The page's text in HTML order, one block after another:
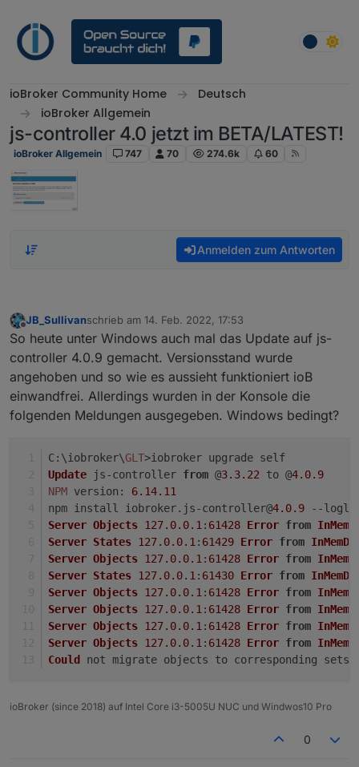
ioBroker Community Home
Deutsch
ioBroker Allgemein
js-controller 4.0 jetzt im BETA/LATEST!
ioBroker Allgemein 747 70 274.6k 60
Anmelden zum Antworten
Offline
JB_Sullivanschrieb am 14. Feb. 2022, 17:53
zuletzt editiert von
So heute unter Windows auch mal das Update auf js-
controller 4.0.9 gemacht. Versionsstand wurde
angehoben und so wie es aussieht funktioniert ioB
einwandfrei. Allerdings wurden in der Konsole die
folgenden Meldungen ausgegeben. Windows bedingt?
C:\iobroker\GLT>iobroker upgrade self
Update js-controller from @3.3.22 to @4.0.9
NPM version : 6.14.11
npm install iobroker. js-controller@4.0.9 --
Server Objects 127.0.0.1 : 61428 Error from
Server States 127.0.0.1 : 61429 Error from InMemDB
Server Objects 127.0.0.1 : 61428 Error from
Server States 127.0.0.1 : 61430 Error from InMemDB
Server Objects 127.0.0.1 : 61428 Error from
Server Objects 127.0.0.1 : 61428 Error from
Server Objects 127.0.0.1 : 61428 Error from
Server Objects 127.0.0.1 : 61428 Error from
Could
not migrate objects to corresponding sets
ioBroker (since 2018) auf Intel Core i3-5005U NUC und Windwos10 Pro
0